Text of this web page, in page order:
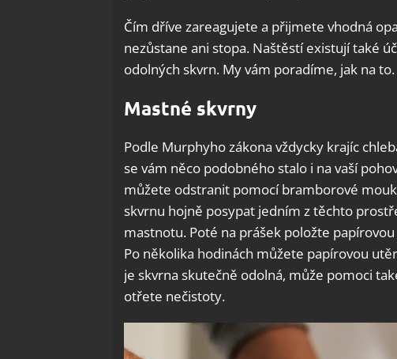
Čím dříve zareagujete a přijmete vhodná
nezůstane ani stopa. Naštěstí existují také
odolných skvrn. My vám poradíme, jak na to.
Mastné skvrny
Podle Murphyho zákona vždycky krajíc
se vám něco podobného stalo i na vaší
můžete odstranit pomocí bramborové
skvrnu hojně posypat jedním z těchto
mastnotu. Poté na prášek položte
Po několika hodinách můžete papírovou
je skvrna skutečně odolná, může pomoci
otřete nečistoty.